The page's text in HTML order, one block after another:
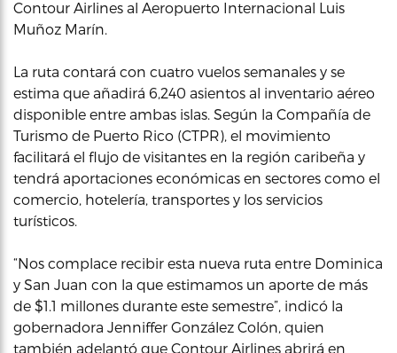
Contour Airlines al Aeropuerto Internacional Luis
Muñoz Marín.
La ruta contará con cuatro vuelos semanales y se
estima que añadirá 6,240 asientos al inventario aéreo
disponible entre ambas islas. Según la Compañía de
Turismo de Puerto Rico (CTPR), el movimiento
facilitará el flujo de visitantes en la región caribeña y
tendrá aportaciones económicas en sectores como el
comercio, hotelería, transportes y los servicios
turísticos.
“Nos complace recibir esta nueva ruta entre Dominica
y San Juan con la que estimamos un aporte de más
de $1.1 millones durante este semestre”, indicó la
gobernadora Jenniffer González Colón, quien
también adelantó que Contour Airlines abrirá en